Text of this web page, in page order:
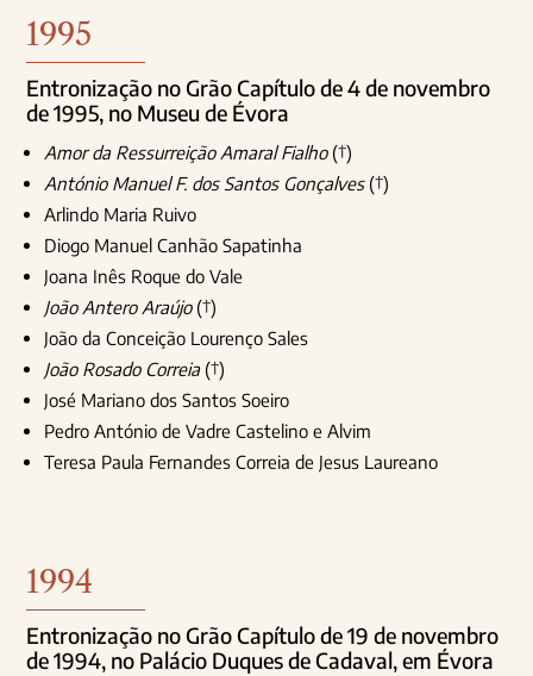
1995
Entronização no Grão Capítulo de 4 de novembro
de 1995, no Museu de Évora
Amor da Ressurreição Amaral Fialho(†)
António Manuel F. dos Santos Gonçalves(†)
Arlindo Maria Ruivo
Diogo Manuel Canhão Sapatinha
Joana Inês Roque do Vale
João Antero Araújo(†)
João da Conceição Lourenço Sales
João Rosado Correia(†)
José Mariano dos Santos Soeiro
Pedro António de Vadre Castelino e Alvim
Teresa Paula Fernandes Correia de Jesus Laureano
1994
Entronização no Grão Capítulo de 19 de novembro
de 1994, no Palácio Duques de Cadaval, em Évora